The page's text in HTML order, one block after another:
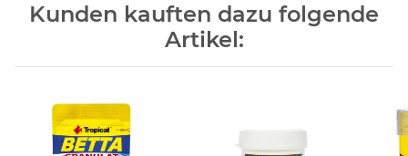
Kunden kauften dazu folgende
Artikel: